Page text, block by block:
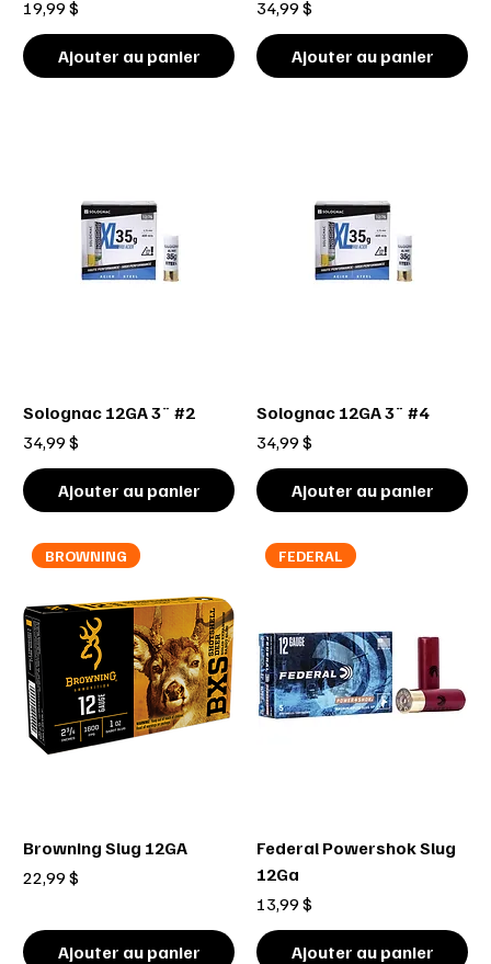
Prix
19,99 $
Ajouter au panier
Prix
34,99 $
Ajouter au panier
Solognac 12GA 3¨ #2
Prix
34,99 $
Ajouter au panier
Solognac 12GA 3¨ #4
Prix
34,99 $
Ajouter au panier
BROWNING
Browning Slug 12GA
Prix
22,99 $
Ajouter au panier
FEDERAL
Federal Powershok Slug
12Ga
Prix
13,99 $
Ajouter au panier